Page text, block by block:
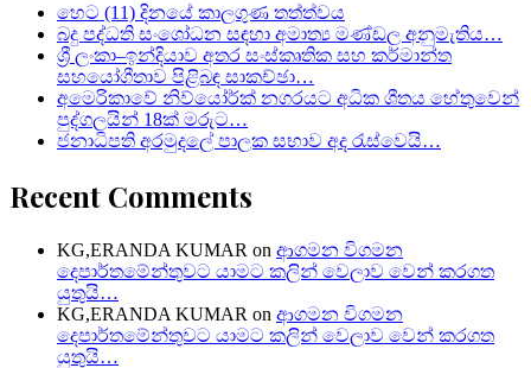
හෙට (11) දිනයේ කාලගුණ තත්ත්වය
බදු පද්ධති සංශෝධන සඳහා අමාත්‍ය මණ්ඩල අනුමැතිය…
ශ්‍රී ලංකා–ඉන්දියාව අතර සංස්කෘතික සහ කර්මාන්ත
සහයෝගීතාව පිළිබඳ සාකච්ඡා…
අමෙරිකාවේ නිව්යෝර්ක් නගරයට අධික ශීතය හේතුවෙන්
පුද්ගලයින් 18ක් මරුට…
ජනාධිපති අරමුදලේ පාලක සභාව අද රැස්වෙයි…
Recent Comments
KG,ERANDA KUMAR on ආගමන විගමන
දෙපාර්තමේන්තුවට යාමට කලින් වෙලාව වෙන් කරගත
යුතුයි…
KG,ERANDA KUMAR on ආගමන විගමන
දෙපාර්තමේන්තුවට යාමට කලින් වෙලාව වෙන් කරගත
යුතුයි…